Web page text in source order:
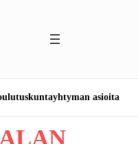
asioita